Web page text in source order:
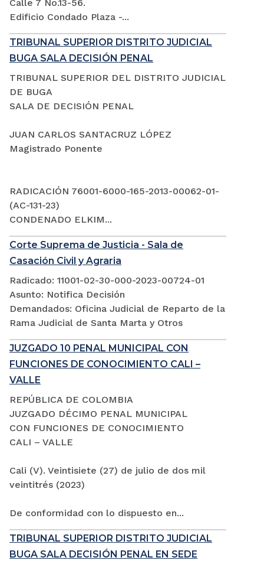
Calle 7 No.13-56.
Edificio Condado Plaza -...
TRIBUNAL SUPERIOR DISTRITO JUDICIAL
BUGA SALA DECISIÓN PENAL
TRIBUNAL SUPERIOR DEL DISTRITO JUDICIAL
DE BUGA
SALA DE DECISIÓN PENAL
JUAN CARLOS SANTACRUZ LÓPEZ
Magistrado Ponente
RADICACIÓN 76001-6000-165-2013-00062-01-
(AC-131-23)
CONDENADO ELKIM...
Corte Suprema de Justicia - Sala de
Casación Civil y Agraria
Radicado: 11001-02-30-000-2023-00724-01
Asunto: Notifica Decisión
Demandados: Oficina Judicial de Reparto de la
Rama Judicial de Santa Marta y Otros
JUZGADO 10 PENAL MUNICIPAL CON
FUNCIONES DE CONOCIMIENTO CALI –
VALLE
REPÚBLICA DE COLOMBIA
JUZGADO DÉCIMO PENAL MUNICIPAL
CON FUNCIONES DE CONOCIMIENTO
CALI – VALLE
Cali (V). Veintisiete (27) de julio de dos mil
veintitrés (2023)
De conformidad con lo dispuesto en...
TRIBUNAL SUPERIOR DISTRITO JUDICIAL
BUGA SALA DECISIÓN PENAL EN SEDE